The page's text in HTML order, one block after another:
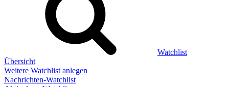
Watchlist
Übersicht
Weitere Watchlist anlegen
Nachrichten-Watchlist